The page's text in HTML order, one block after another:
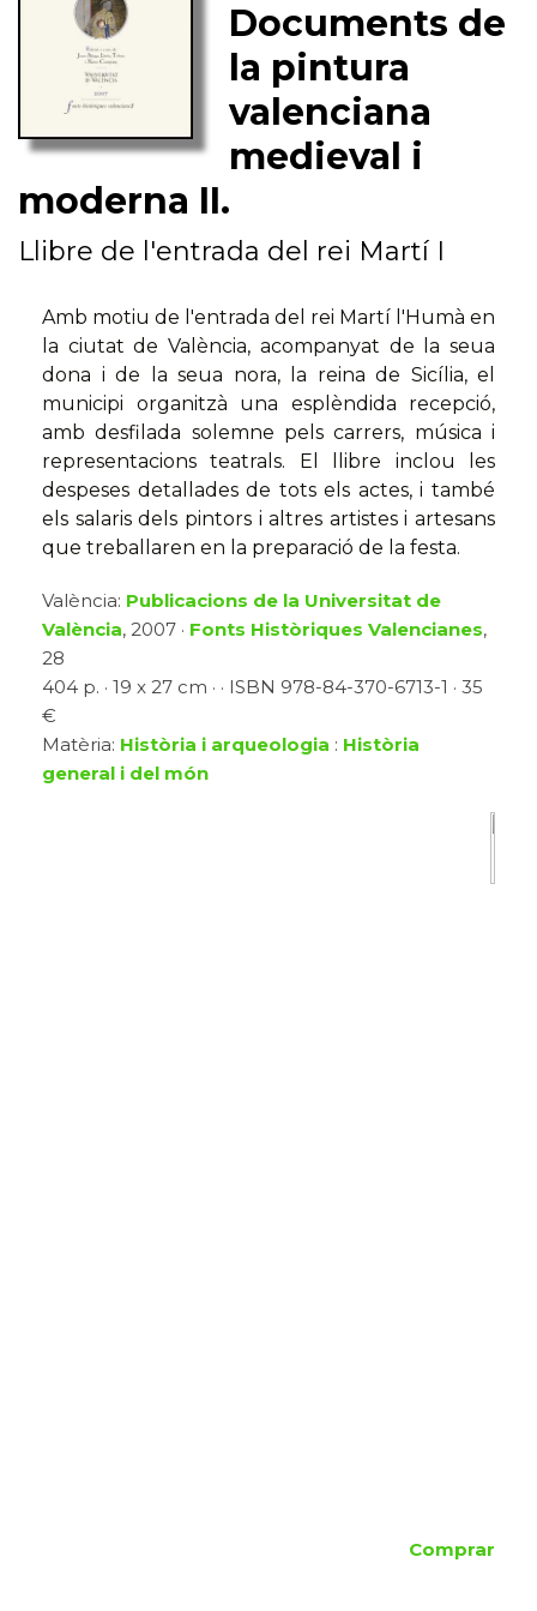
Documents de
la pintura
valenciana
medieval i
moderna II.
Llibre de l'entrada del rei Martí I
Amb motiu de l'entrada del rei Martí l'Humà en
la ciutat de València, acompanyat de la seua
dona i de la seua nora, la reina de Sicília, el
municipi organitzà una esplèndida recepció,
amb desfilada solemne pels carrers, música i
representacions teatrals. El llibre inclou les
despeses detallades de tots els actes, i també
els salaris dels pintors i altres artistes i artesans
que treballaren en la preparació de la festa.
València: Publicacions de la Universitat de
València, 2007 · Fonts Històriques Valencianes,
28
404 p. · 19 x 27 cm · · ISBN 978-84-370-6713-1 · 35
€
Matèria: Història i arqueologia : Història
general i del món
Comprar